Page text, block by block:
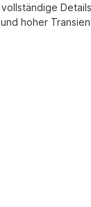
hoher